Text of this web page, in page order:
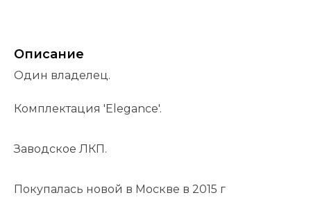
Описание
Один владелец.
Комплектация 'Elegance'.
Заводское ЛКП.
Покупалась новой в Москве в 2015 г